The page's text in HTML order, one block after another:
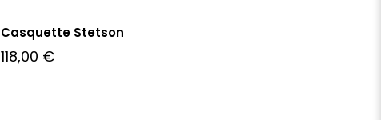
Casquette Stetson
118,00 €